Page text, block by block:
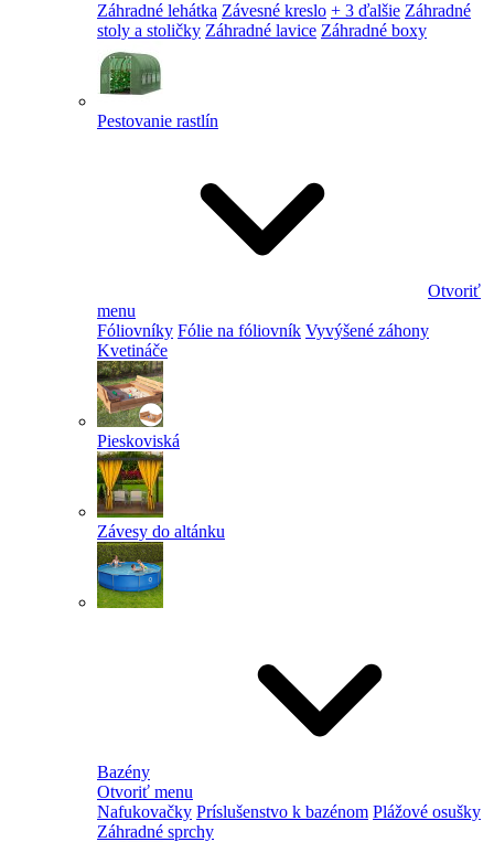
Záhradné lehátka Závesné kreslo + 3 ďalšie Záhradné
stoly a stoličky Záhradné lavice Záhradné boxy
Pestovanie rastlín
Otvoriť
menu
Fóliovníky Fólie na fóliovník Vyvýšené záhony
Kvetináče
Pieskoviská
Závesy do altánku
Bazény
Otvoriť menu
Nafukovačky Príslušenstvo k bazénom Plážové osušky
Záhradné sprchy